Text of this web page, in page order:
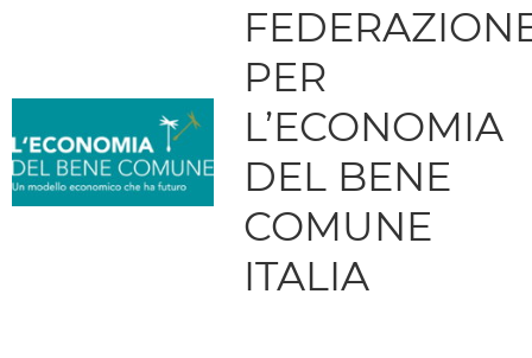
PER
L’ECONOMIA
DEL BENE
COMUNE
ITALIA